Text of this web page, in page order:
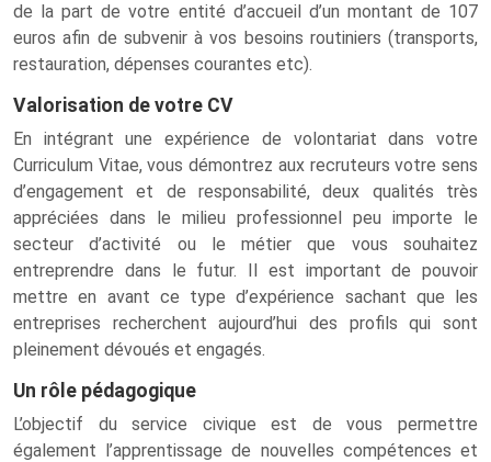
de la part de votre entité d’accueil d’un montant de 107
euros afin de subvenir à vos besoins routiniers (transports,
restauration, dépenses courantes etc).
Valorisation de votre CV
En intégrant une expérience de volontariat dans votre
Curriculum Vitae, vous démontrez aux recruteurs votre sens
d’engagement et de responsabilité, deux qualités très
appréciées dans le milieu professionnel peu importe le
secteur d’activité ou le métier que vous souhaitez
entreprendre dans le futur. Il est important de pouvoir
mettre en avant ce type d’expérience sachant que les
entreprises recherchent aujourd’hui des profils qui sont
pleinement dévoués et engagés.
Un rôle pédagogique
L’objectif du service civique est de vous permettre
également l’apprentissage de nouvelles compétences et